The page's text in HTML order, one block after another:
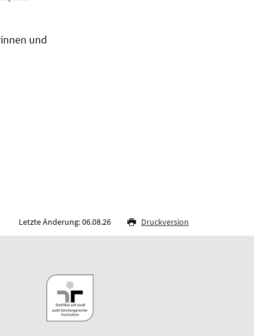
und
Letzte Änderung: 06.08.26 Druckversion